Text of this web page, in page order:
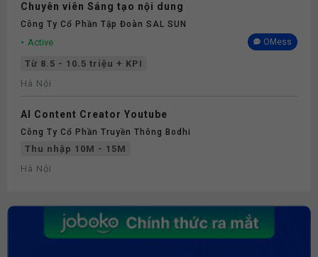
Chuyên viên Sáng tạo nội dung
Công Ty Cổ Phần Tập Đoàn SAL SUN
Active OMess
Từ 8.5 - 10.5 triệu + KPI
Hà Nội
AI Content Creator Youtube
Công Ty Cổ Phần Truyền Thông Bodhi
Thu nhập 10M - 15M
Hà Nội